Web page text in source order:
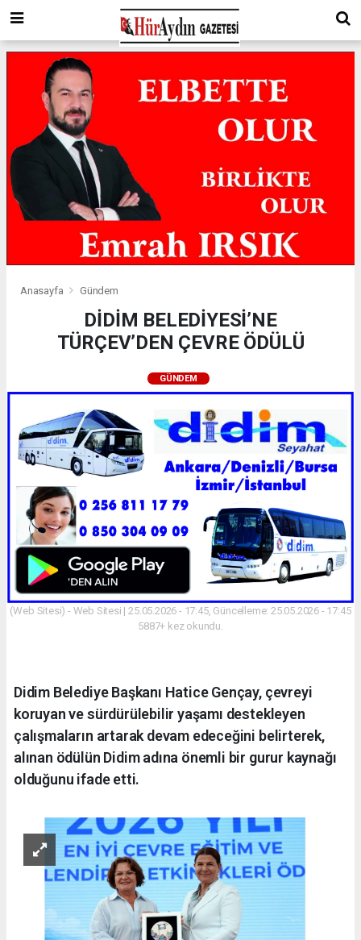
Anasayfa Gündem
DİDİM BELEDİYESİ’NE
TÜRÇEV’DEN ÇEVRE ÖDÜLÜ
GÜNDEM
(Web Sitesi) - Web Sitesi | 25.05.2026 - 17:45, Güncelleme: 25.05.2026 - 17:45
5887+ kez okundu.
Didim Belediye Başkanı Hatice Gençay, çevreyi
koruyan ve sürdürülebilir yaşamı destekleyen
çalışmaların artarak devam edeceğini belirterek,
alınan ödülün Didim adına önemli bir gurur kaynağı
olduğunu ifade etti.